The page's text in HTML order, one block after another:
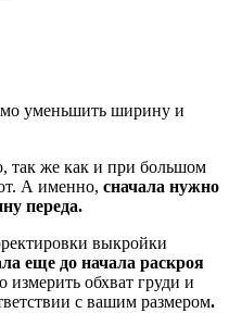
уменьшить ширину и
так же как и при большом
А именно, сначала нужно
переда.
выкройки
еще до начала раскроя
измерить обхват груди и
с вашим размером.